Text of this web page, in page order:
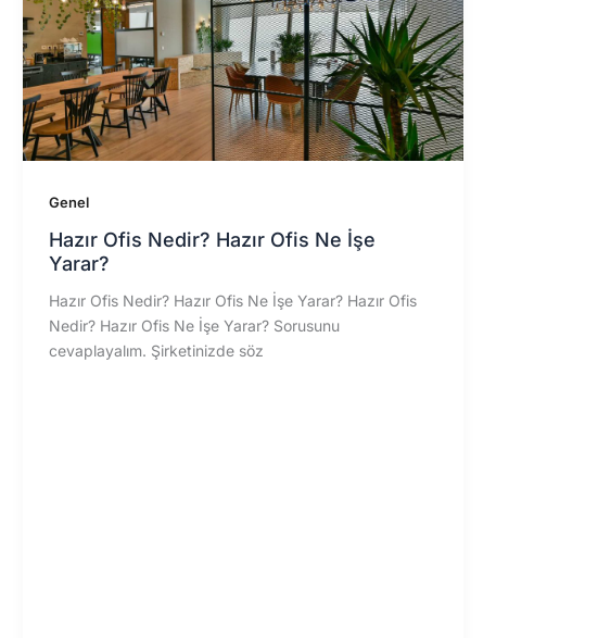
Genel
Hazır Ofis Nedir? Hazır Ofis Ne İşe
Yarar?
Hazır Ofis Nedir? Hazır Ofis Ne İşe Yarar? Hazır Ofis
Nedir? Hazır Ofis Ne İşe Yarar? Sorusunu
cevaplayalım. Şirketinizde söz